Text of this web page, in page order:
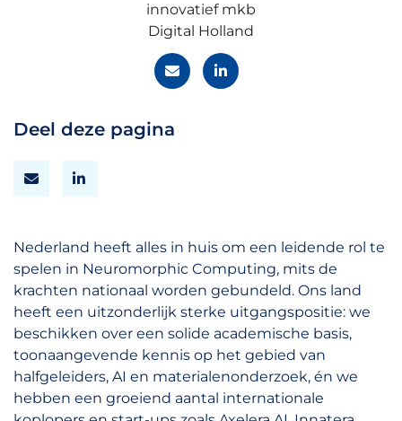
innovatief mkb
Digital Holland
Deel deze pagina
Nederland heeft alles in huis om een leidende rol te
spelen in Neuromorphic Computing, mits de
krachten nationaal worden gebundeld. Ons land
heeft een uitzonderlijk sterke uitgangspositie: we
beschikken over een solide academische basis,
toonaangevende kennis op het gebied van
halfgeleiders, AI en materialenonderzoek, én we
hebben een groeiend aantal internationale